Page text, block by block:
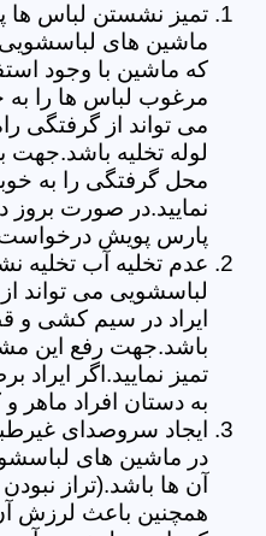
تمیز نشستن لباس ها
ماشین های
که ماشین با وجود
مرغوب لباس ها را
می تواند از گرفتگی
لوله تخلیه
محل گرفتگی را به
نمایید.در صورت
پارس پویش درخواست
عدم تخلیه آب تخلیه
لباسشویی می تواند
ایراد در سیم کشی و
باشد.جهت رفع این
تمیز نمایید.اگر ایراد
به دستان افراد ماهر
ایجاد سروصدای
در ماشین های
آن ها باشد.(تراز
همچنین باعث لرزش